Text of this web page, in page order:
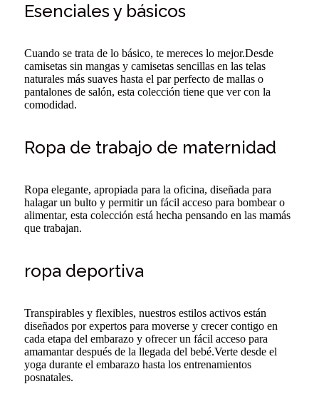
Esenciales y básicos
Cuando se trata de lo básico, te mereces lo mejor.Desde
camisetas sin mangas y camisetas sencillas en las telas
naturales más suaves hasta el par perfecto de mallas o
pantalones de salón, esta colección tiene que ver con la
comodidad.
Ropa de trabajo de maternidad
Ropa elegante, apropiada para la oficina, diseñada para
halagar un bulto y permitir un fácil acceso para bombear o
alimentar, esta colección está hecha pensando en las mamás
que trabajan.
ropa deportiva
Transpirables y flexibles, nuestros estilos activos están
diseñados por expertos para moverse y crecer contigo en
cada etapa del embarazo y ofrecer un fácil acceso para
amamantar después de la llegada del bebé.Verte desde el
yoga durante el embarazo hasta los entrenamientos
posnatales.